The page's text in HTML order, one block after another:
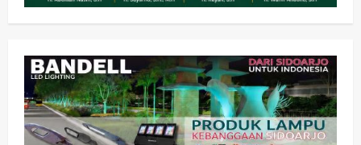
2
PANAS! Kalah Tender Proyek RSUD
Sibar Rp 9,9 M, Beranikah CV Tiga
Anugerah Utama Pertaruhkan
Jaminan Rp 100 Juta?
wartanusa 5 Agustus 2026
Olahraga